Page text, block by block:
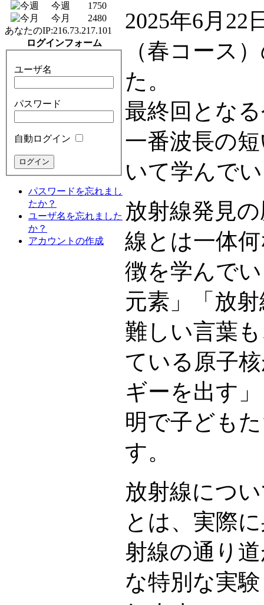
今週
1750
今月
2480
あなたのIP:216.73.217.101
ログインフォーム
ユーザ名
パスワード
自動ログイン
パスワードを忘れまし
たか？
ユーザ名を忘れました
か？
アカウントの作成
2025年6月22
（春コース
た。
最終回とな
一番波長の
いて学んで
放射線発見
線とは一体
徴を学んで
元素」「放
難しい言葉
ている原子
ギーを出す
明で子ども
す。
放射線につ
とは、実際
射線の通り
な特別な実